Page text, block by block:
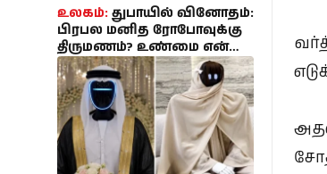
உலகம்: துபாயில் வினோதம்:
பிரபல மனித ரோபோவுக்கு
திருமணம்? உண்மை என்ன
தெரியுமா?